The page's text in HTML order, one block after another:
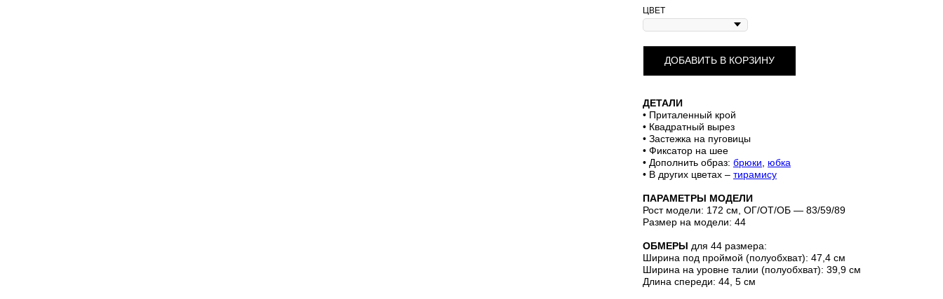
ЦВЕТ
ДОБАВИТЬ В КОРЗИНУ
ДЕТАЛИ
• Приталенный крой
• Квадратный вырез
• Застежка на пуговицы
• Фиксатор на шее
• Дополнить образ: брюки
юбка
• В других цветах – тирамису
ПАРАМЕТРЫ МОДЕЛИ
Рост модели: 172 см, ОГ/ОТ/ОБ — 83/59/89
Размер на модели: 44
ОБМЕРЫ для 44 размера:
Ширина под проймой (полуобхват): 47,4 см
Ширина на уровне талии (полуобхват): 39,9 см
Длина спереди: 44, 5 см